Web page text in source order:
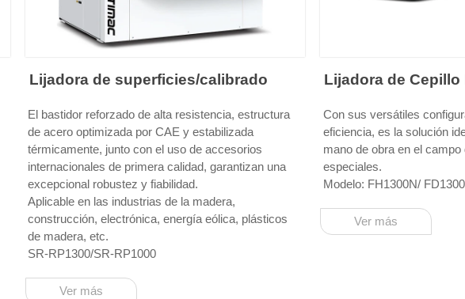
Lijadora de superficies/calibrado
El bastidor reforzado de alta resistencia, estructura
de acero optimizada por CAE y estabilizada
térmicamente, junto con el uso de accesorios
internacionales de primera calidad, garantizan una
excepcional robustez y fiabilidad.
Aplicable en las industrias de la madera,
construcción, electrónica, energía eólica, plásticos
de madera, etc.
SR-RP1300/SR-RP1000
Ver más
Lijadora de Cepillo
Con sus versátiles
eficiencia, es la solución
mano de obra en el
especiales.
Modelo: ​FH1300N/
Ver más